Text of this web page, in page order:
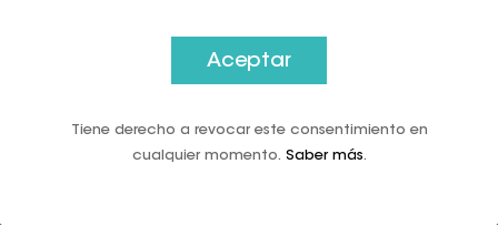
La situación del efectivo en España:
Necesidad de medidas eficaces y
buenas prácticas
Aceptar
Tiene derecho a revocar este consentimiento en
cualquier momento. Saber más.